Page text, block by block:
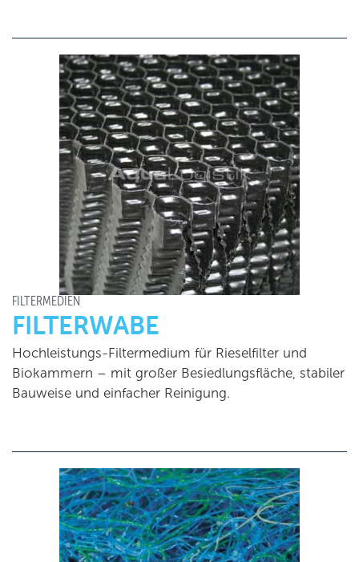
FILTERMEDIEN
FILTERWABE
Hochleistungs-Filtermedium für Rieselfilter und
Biokammern – mit großer Besiedlungsfläche, stabiler
Bauweise und einfacher Reinigung.